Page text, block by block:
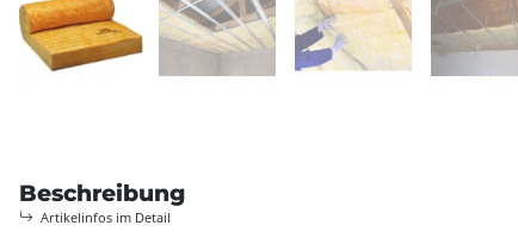
Beschreibung
Artikelinfos im Detail